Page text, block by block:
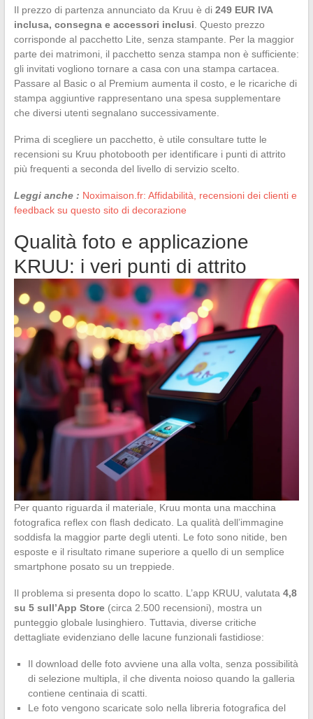
Il prezzo di partenza annunciato da Kruu è di 249 EUR IVA
inclusa, consegna e accessori inclusi . Questo prezzo
corrisponde al pacchetto Lite, senza stampante. Per la maggior
parte dei matrimoni, il pacchetto senza stampa non è sufficiente:
gli invitati vogliono tornare a casa con una stampa cartacea.
Passare al Basic o al Premium aumenta il costo, e le ricariche di
stampa aggiuntive rappresentano una spesa supplementare
che diversi utenti segnalano successivamente.
Prima di scegliere un pacchetto, è utile consultare tutte le
recensioni su Kruu photobooth per identificare i punti di attrito
più frequenti a seconda del livello di servizio scelto.
Leggi anche : Noximaison.fr: Affidabilità, recensioni dei clienti e
feedback su questo sito di decorazione
Qualità foto e applicazione
KRUU: i veri punti di attrito
Per quanto riguarda il materiale, Kruu monta una macchina
fotografica reflex con flash dedicato. La qualità dell’immagine
soddisfa la maggior parte degli utenti. Le foto sono nitide, ben
esposte e il risultato rimane superiore a quello di un semplice
smartphone posato su un treppiede.
Il problema si presenta dopo lo scatto. L’app KRUU, valutata 4,8
su 5 sull’App Store(circa 2.500 recensioni), mostra un
punteggio globale lusinghiero. Tuttavia, diverse critiche
dettagliate evidenziano delle lacune funzionali fastidiose:
Il download delle foto avviene una alla volta, senza possibilità
di selezione multipla, il che diventa noioso quando la galleria
contiene centinaia di scatti.
Le foto vengono scaricate solo nella libreria fotografica del